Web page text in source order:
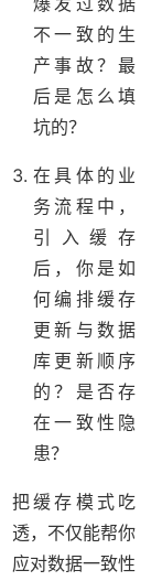
不一致的生
产事故？最
后是怎么填
坑的？
在具体的业
务流程中，
引入缓存
后，你是如
何编排缓存
更新与数据
库更新顺序
的？是否存
在一致性隐
患？
把缓存模式吃
透，不仅能帮你
应对数据一致性